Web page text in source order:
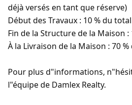
déjà versés en tant que réserve)
Début des Travaux : 10 % du total
Fin de la Structure de la Maison :
À la Livraison de la Maison : 70 %
Pour plus d"informations,
l"équipe de Damlex Realty.